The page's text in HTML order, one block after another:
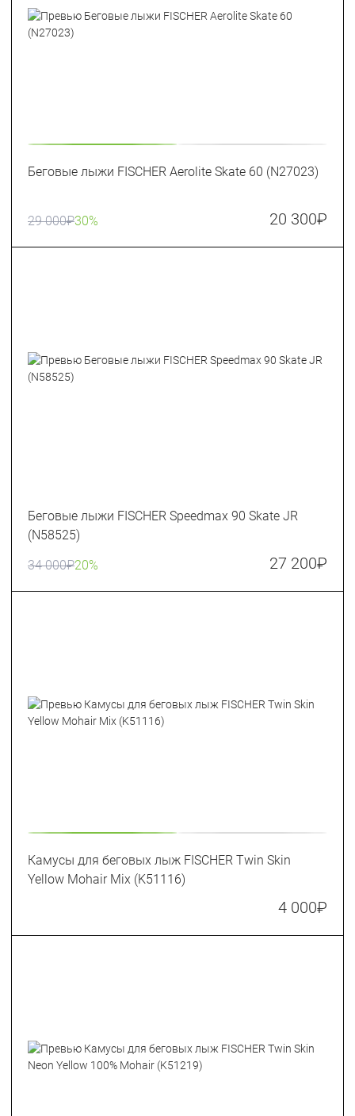
Беговые лыжи FISCHER Aerolite Skate 60 (N27023)
29 000₽30% 20 300₽
Беговые лыжи FISCHER Speedmax 90 Skate JR
(N58525)
34 000₽20% 27 200₽
Камусы для беговых лыж FISCHER Twin Skin
Yellow Mohair Mix (K51116)
4 000₽